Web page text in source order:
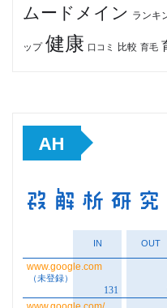
ムードメイン ランキ
ップ 健康 口コミ 比較 育毛
AH